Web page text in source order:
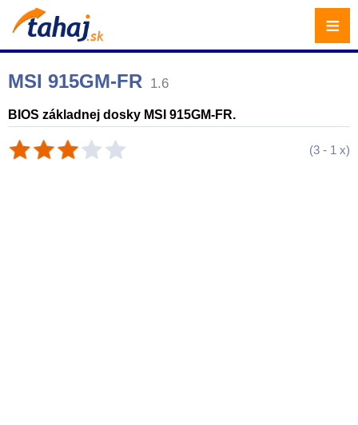
MSI 915GM-FR 1.6
BIOS základnej dosky MSI 915GM-FR.
(3 - 1 x)
≡